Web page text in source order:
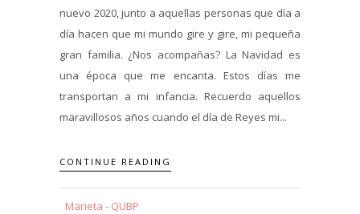
nuevo 2020, junto a aquellas personas que día a
día hacen que mi mundo gire y gire, mi pequeña
gran familia. ¿Nos acompañas? La Navidad es
una época que me encanta. Estos días me
transportan a mi infancia. Recuerdo aquellos
maravillosos años cuando el día de Reyes mi...
CONTINUE READING
Marieta - QUBP